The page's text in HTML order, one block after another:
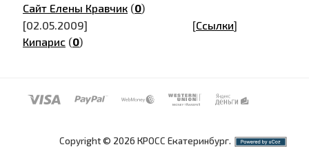
Сайт Елены Кравчик (0)
[02.05.2009]
[Ссылки]
Кипарис (0)
Copyright © 2026 КРОСС Екатеринбург.